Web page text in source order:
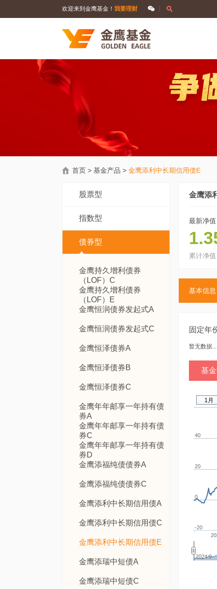
欢迎来到金鹰基金！ 我要理财
首页 > 基金产品 > 金鹰添利中长期信用债E
股票型
指数型
债券型
金鹰持久增利债券
（LOF）C
金鹰持久增利债券
（LOF）E
金鹰恒润债券发起式A
金鹰恒润债券发起式C
金鹰恒泽债券A
金鹰恒泽债券B
金鹰恒泽债券C
金鹰年年邮享一年持有债
券A
金鹰年年邮享一年持有债
券C
金鹰年年邮享一年持有债
券D
金鹰添福纯债债券A
金鹰添福纯债债券C
金鹰添利中长期信用债A
金鹰添利中长期信用债C
金鹰添利中长期信用债E
金鹰添瑞中短债A
金鹰添瑞中短债C
金鹰添
最新净值
累计净值
基本信息
固定年
暂无数据...
基
0
20
40
-20
2024.9
1月